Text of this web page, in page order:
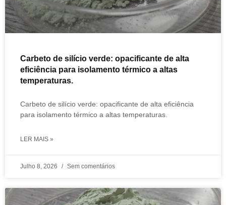
Carbeto de silício verde: opacificante de alta
eficiência para isolamento térmico a altas
temperaturas.
Carbeto de silício verde: opacificante de alta eficiência
para isolamento térmico a altas temperaturas.
LER MAIS »
Julho 8, 2026 Sem comentários